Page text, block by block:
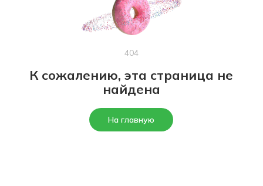
404
К сожалению, эта страница не
найдена
На главную